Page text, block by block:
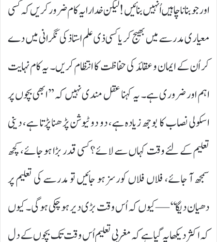
اور جو بنانا چاہیں اُنہیں بنائیں! لیکن خدارا یہ کام ضرور کریں کہ کسی
معیاری مدرسے میں بھیج کر یا کسی ذی علم استاذ کی نگرانی میں دے
کر اُن کے ایمان و عقائد کی حفاظت کا انتظام کریں۔ یہ کام نہایت
اہم اور ضروری ہے۔ یہ کہنا عقل مندی نہیں کہ ’’ابھی بچوں پر
اسکولی نصاب کا بوجھ زیادہ ہے، دو دو ٹیوشن پڑھنا پڑتا ہے، دینی
تعلیم کے لئے وقت کہاں سے لائے؟ کسی قدر بڑا ہو جائے، کچھ
سمجھ آ جائے، فلاں فلاں کورسز ہو جائیں تو مدرسے کی تعلیم پر
دھیان دیگا‘‘—کیوں کہ اُس وقت بڑی دیر ہو چکی ہوگی۔ کیوں
کہ اکثر دیکھا یہ گیا ہے کہ مغربی تعلیم اُس وقت تک بچوں کے دل